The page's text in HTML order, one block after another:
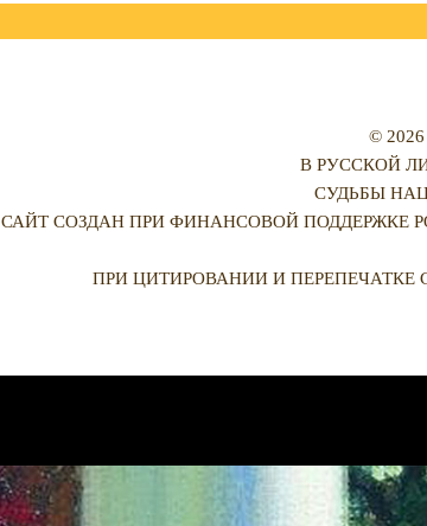
©
В РУССКОЙ
СУДЬБЫ
САЙТ СОЗДАН ПРИ ФИНАНСОВОЙ ПОДДЕРЖКЕ
ПРИ ЦИТИРОВАНИИ И ПЕРЕПЕЧАТКЕ